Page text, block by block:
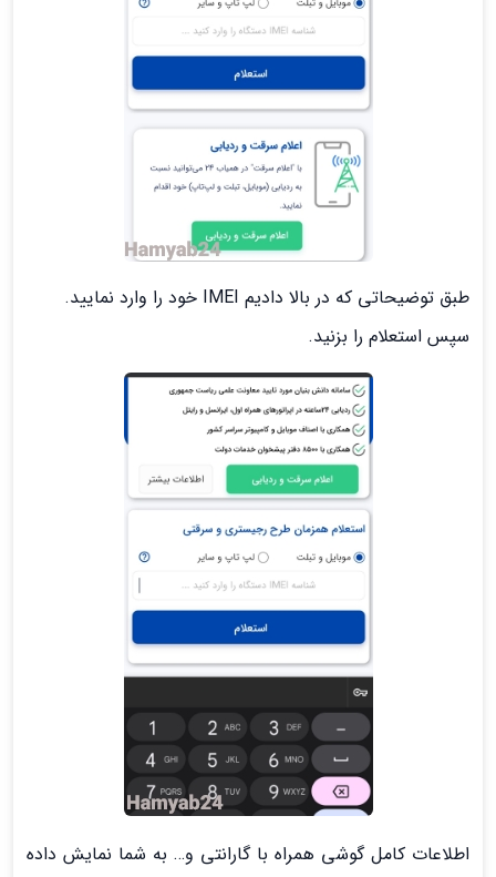
طبق توضیحاتی که در بالا دادیم IMEI خود را وارد نمایید.
سپس استعلام را بزنید.
اطلاعات کامل گوشی همراه با گارانتی و… به شما نمایش داده